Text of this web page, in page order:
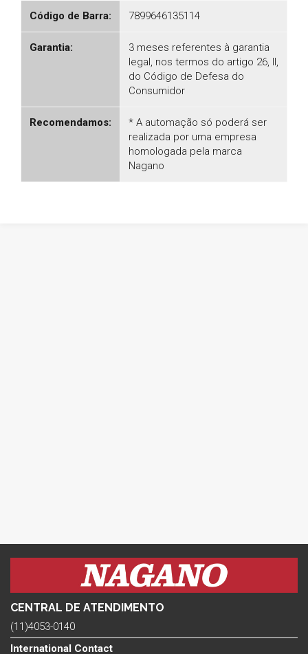
Código de Barra: 7899646135114
Garantia:
3 meses referentes à garantia
legal, nos termos do artigo 26, II,
do Código de Defesa do
Consumidor
Recomendamos:
* A automação só poderá ser
realizada por uma empresa
homologada pela marca
Nagano
CENTRAL DE ATENDIMENTO
(11)4053-0140
International Contact